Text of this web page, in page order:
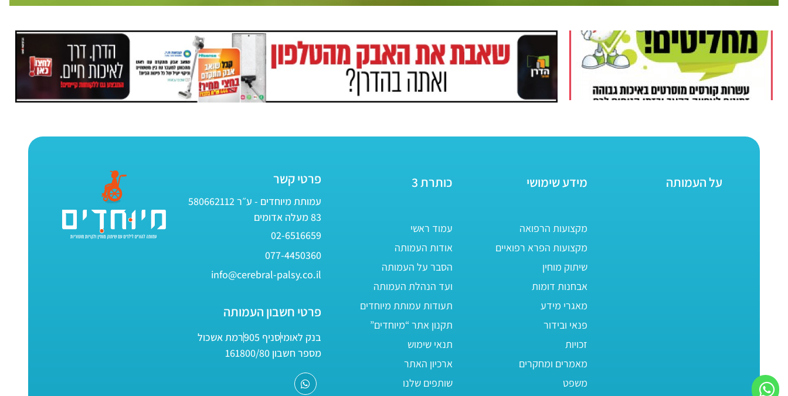
על העמותה מידע שימושי
מקצועות הרפואה
מקצועות הפרא רפואיים
שיתוק מוחין
אבחנות דומות
מאגרי מידע
פנאי ובידור
זכויות
מאמרים ומחקרים
משפט
כותרת 3
עמוד ראשי
אודות העמותה
הסבר על העמותה
ועד הנהלת העמותה
תעודות עמותת מיוחדים
תקנון אתר “מיוחדים”
תנאי שימוש
ארכיון האתר
שותפים שלנו
פרטי קשר
עמותת מיוחדים - ע״ר 580662112
83 מעלה אדומים
02-6516659
077-4450360
info@cerebral-palsy.co.il
פרטי חשבון העמותה
בנק לאומיסניף 905
רמת אשכול
מספר חשבון 161800/80